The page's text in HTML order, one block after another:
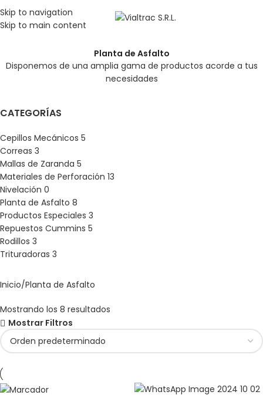
Skip to navigation
Skip to main content
MENU
Planta de Asfalto
Disponemos de una amplia gama de productos acorde a tus
necesidades
CATEGORÍAS
Cepillos Mecánicos 5
Correas 3
Mallas de Zaranda 5
Materiales de Perforación 13
Nivelación 0
Planta de Asfalto 8
Productos Especiales 3
Repuestos Cummins 5
Rodillos 3
Trituradoras 3
Inicio Planta de Asfalto
Mostrando los 8 resultados
Mostrar Filtros